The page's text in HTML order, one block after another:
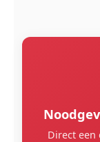
Direct